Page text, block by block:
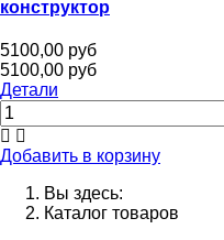
конструктор
5100,00 руб
5100,00 руб
Детали
Добавить в корзину
Вы здесь:
Каталог товаров